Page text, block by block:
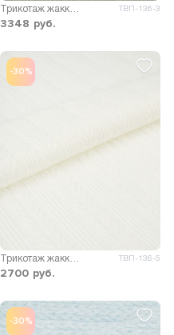
ТВП-136-3
3348 руб.
-30%
ТВП-136-5
2700 руб.
-30%